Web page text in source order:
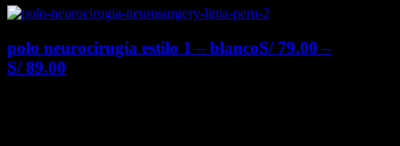
polo neurocirugía estilo 1 – blancoS/79.00 –
S/89.00